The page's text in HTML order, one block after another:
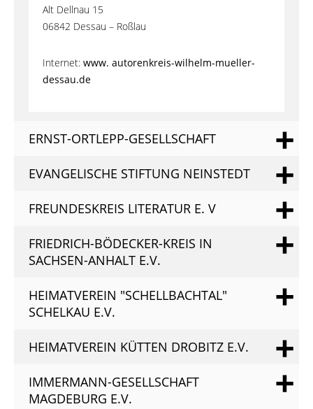
Alt Dellnau 15
06842 Dessau – Roßlau
Internet: www. autorenkreis-wilhelm-mueller-
dessau.de
ERNST-ORTLEPP-GESELLSCHAFT
EVANGELISCHE STIFTUNG NEINSTEDT
FREUNDESKREIS LITERATUR E. V
FRIEDRICH-BÖDECKER-KREIS IN
SACHSEN-ANHALT E.V.
HEIMATVEREIN "SCHELLBACHTAL"
SCHELKAU E.V.
HEIMATVEREIN KÜTTEN DROBITZ E.V.
IMMERMANN-GESELLSCHAFT
MAGDEBURG E.V.